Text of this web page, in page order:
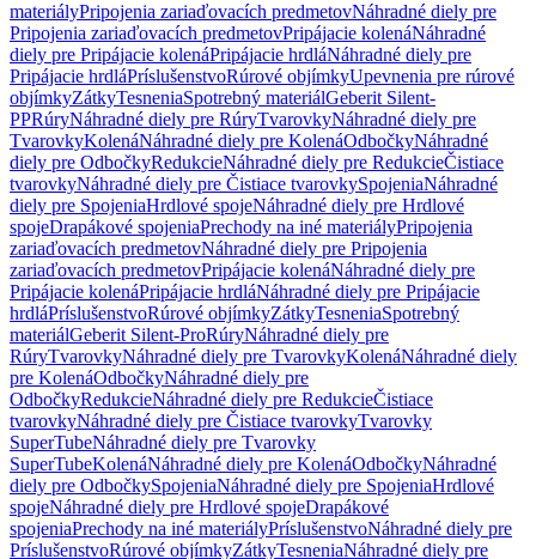
materiályPripojenia zariaďovacích predmetovNáhradné diely pre
Pripojenia zariaďovacích predmetovPripájacie kolenáNáhradné
diely pre Pripájacie kolenáPripájacie hrdláNáhradné diely pre
Pripájacie hrdláPríslušenstvoRúrové objímkyUpevnenia pre rúrové
objímkyZátkyTesneniaSpotrebný materiálGeberit Silent-
PPRúryNáhradné diely pre RúryTvarovkyNáhradné diely pre
TvarovkyKolenáNáhradné diely pre KolenáOdbočkyNáhradné
diely pre OdbočkyRedukcieNáhradné diely pre RedukcieČistiace
tvarovkyNáhradné diely pre Čistiace tvarovkySpojeniaNáhradné
diely pre SpojeniaHrdlové spojeNáhradné diely pre Hrdlové
spojeDrapákové spojeniaPrechody na iné materiályPripojenia
zariaďovacích predmetovNáhradné diely pre Pripojenia
zariaďovacích predmetovPripájacie kolenáNáhradné diely pre
Pripájacie kolenáPripájacie hrdláNáhradné diely pre Pripájacie
hrdláPríslušenstvoRúrové objímkyZátkyTesneniaSpotrebný
materiálGeberit Silent-ProRúryNáhradné diely pre
RúryTvarovkyNáhradné diely pre TvarovkyKolenáNáhradné diely
pre KolenáOdbočkyNáhradné diely pre
OdbočkyRedukcieNáhradné diely pre RedukcieČistiace
tvarovkyNáhradné diely pre Čistiace tvarovkyTvarovky
SuperTubeNáhradné diely pre Tvarovky
SuperTubeKolenáNáhradné diely pre KolenáOdbočkyNáhradné
diely pre OdbočkySpojeniaNáhradné diely pre SpojeniaHrdlové
spojeNáhradné diely pre Hrdlové spojeDrapákové
spojeniaPrechody na iné materiályPríslušenstvoNáhradné diely pre
PríslušenstvoRúrové objímkyZátkyTesneniaNáhradné diely pre